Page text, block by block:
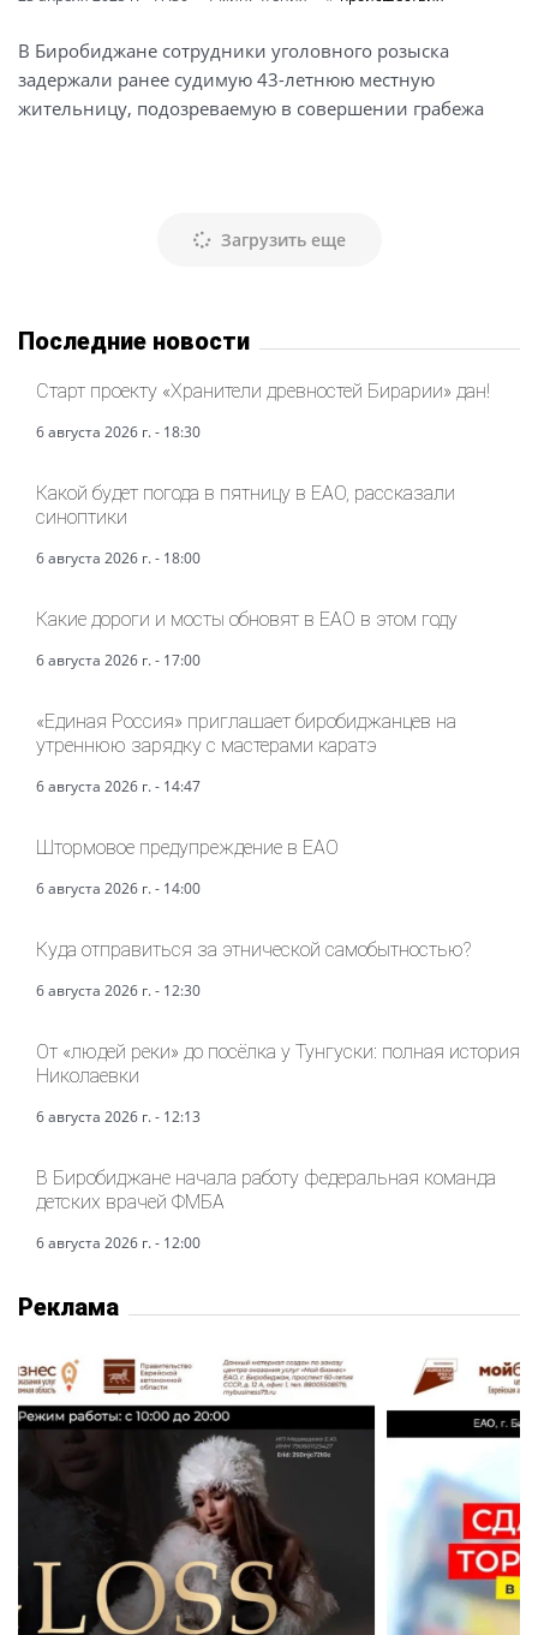
В Биробиджане сотрудники уголовного розыска
задержали ранее судимую 43-летнюю местную
жительницу, подозреваемую в совершении грабежа
Загрузить еще
Последние новости
Старт проекту «Хранители древностей Бирарии» дан!
6 августа 2026 г. - 18:30
Какой будет погода в пятницу в ЕАО, рассказали
синоптики
6 августа 2026 г. - 18:00
Какие дороги и мосты обновят в ЕАО в этом году
6 августа 2026 г. - 17:00
«Единая Россия» приглашает биробиджанцев на
утреннюю зарядку с мастерами каратэ
6 августа 2026 г. - 14:47
Штормовое предупреждение в ЕАО
6 августа 2026 г. - 14:00
Куда отправиться за этнической самобытностью?
6 августа 2026 г. - 12:30
От «людей реки» до посёлка у Тунгуски: полная история
Николаевки
6 августа 2026 г. - 12:13
В Биробиджане начала работу федеральная команда
детских врачей ФМБА
6 августа 2026 г. - 12:00
Реклама